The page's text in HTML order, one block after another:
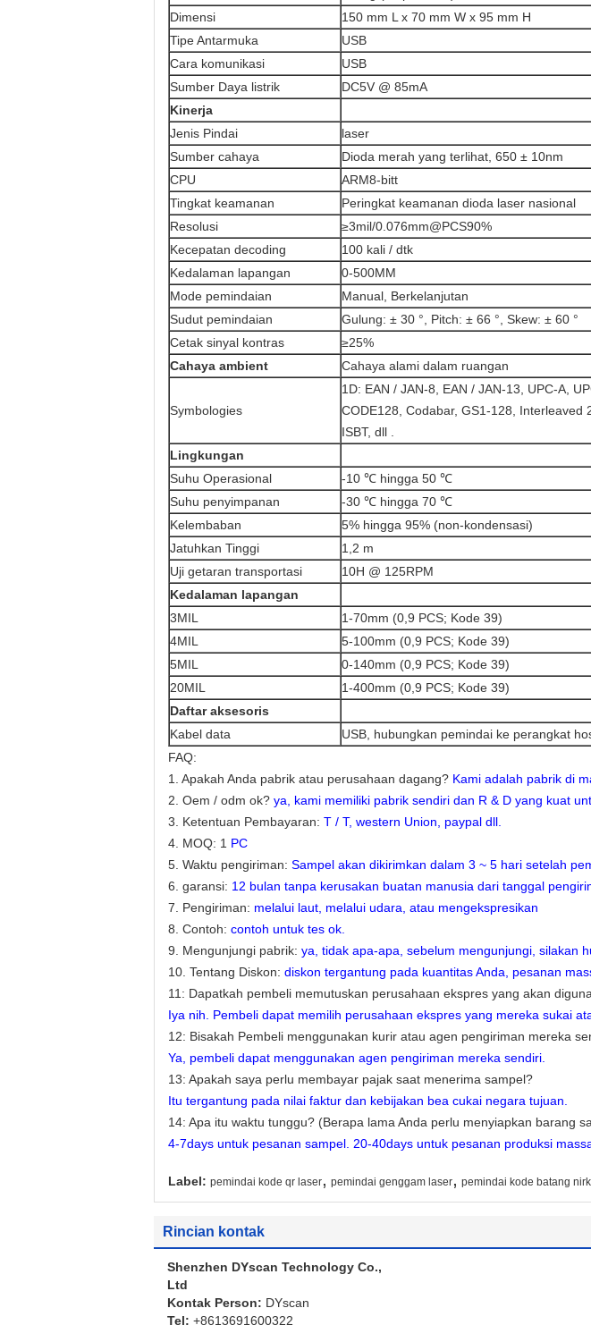
Dimensi
150 mm L x 70 mm W x 95 mm H
Tipe Antarmuka
USB
Cara komunikasi
USB
Sumber Daya listrik
DC5V @ 85mA
Kinerja
Jenis Pindai
laser
Sumber cahaya
Dioda merah yang terlihat, 650 ± 10nm
CPU
ARM8-bitt
Tingkat keamanan
Peringkat keamanan dioda laser nasional
Resolusi
≥3mil/0.076mm@PCS90%
Kecepatan decoding
100 kali / dtk
Kedalaman lapangan
0-500MM
Mode pemindaian
Manual, Berkelanjutan
Sudut pemindaian
Gulung: ± 30 °, Pitch: ± 66 °, Skew: ± 60 °
Cetak sinyal kontras
≥25%
Cahaya ambient
Cahaya alami dalam ruangan
Symbologies
1D: EAN / JAN-8, EAN / JAN-13, UPC-A,
CODE128, Codabar, GS1-128, Interleaved
ISBT, dll .
Lingkungan
Suhu Operasional
-10 ℃ hingga 50 ℃
Suhu penyimpanan
-30 ℃ hingga 70 ℃
Kelembaban
5% hingga 95% (non-kondensasi)
Jatuhkan Tinggi
1,2 m
Uji getaran transportasi
10H @ 125RPM
Kedalaman lapangan
3MIL
1-70mm (0,9 PCS; Kode 39)
4MIL
5-100mm (0,9 PCS; Kode 39)
5MIL
0-140mm (0,9 PCS; Kode 39)
20MIL
1-400mm (0,9 PCS; Kode 39)
Daftar aksesoris
Kabel data
USB, hubungkan pemindai ke perangkat
FAQ:
1. Apakah Anda pabrik atau perusahaan dagang? Kami adalah pabrik di
2. Oem / odm ok? ya, kami memiliki pabrik sendiri dan R & D yang kuat
3. Ketentuan Pembayaran: T / T, western Union, paypal dll.
4. MOQ: 1 PC
5. Waktu pengiriman: Sampel akan dikirimkan dalam 3 ~ 5 hari setelah
6. garansi: 12 bulan tanpa kerusakan buatan manusia dari tanggal
7. Pengiriman: melalui laut, melalui udara, atau mengekspresikan
8. Contoh: contoh untuk tes ok.
9. Mengunjungi pabrik: ya, tidak apa-apa, sebelum mengunjungi, silakan
10. Tentang Diskon: diskon tergantung pada kuantitas Anda, pesanan
11: Dapatkah pembeli memutuskan perusahaan ekspres yang akan
Iya nih.
Pembeli dapat memilih perusahaan ekspres yang mereka sukai
12: Bisakah Pembeli menggunakan kurir atau agen pengiriman mereka
Ya, pembeli dapat menggunakan agen pengiriman mereka sendiri.
13: Apakah saya perlu membayar pajak saat menerima sampel?
Itu tergantung pada nilai faktur dan kebijakan bea cukai negara tujuan.
14: Apa itu waktu tunggu? (Berapa lama Anda perlu menyiapkan barang
4-7days untuk pesanan sampel. 20-40days untuk pesanan produksi
Label: pemindai kode qr laser, pemindai genggam laser, pemindai kode batang
Rincian kontak
Shenzhen DYscan Technology Co.,
Ltd
Kontak Person: DYscan
Tel: +8613691600322